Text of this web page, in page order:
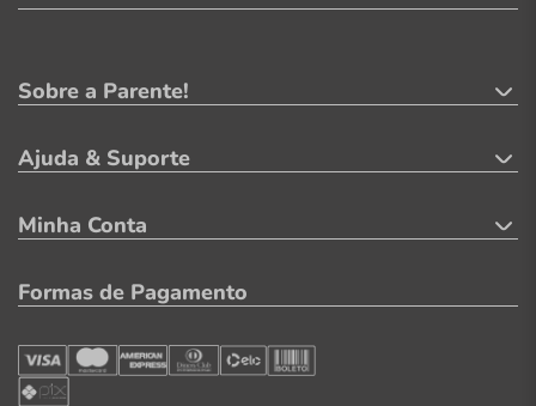
Sobre a Parente!
Ajuda & Suporte
Minha Conta
Formas de Pagamento